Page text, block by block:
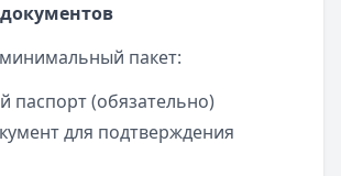
пакет:
паспорт (обязательно)
для подтверждения